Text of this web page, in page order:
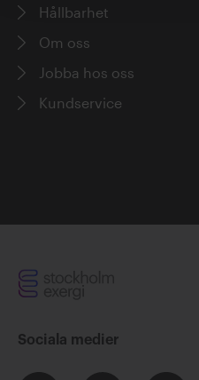
Hållbarhet
Om oss
Jobba hos oss
Kundservice
Sociala medier